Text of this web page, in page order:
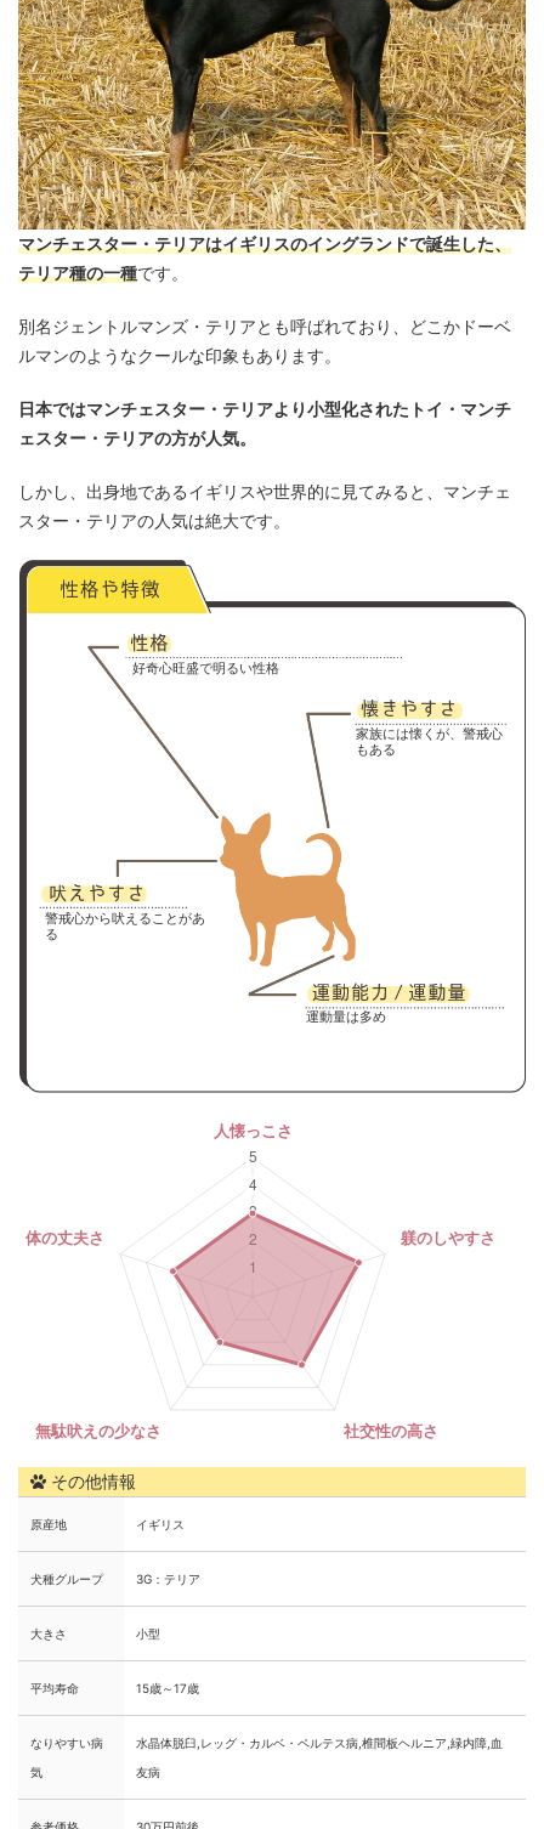
マンチェスター・テリアはイギリスのイングランドで誕生した、
テリア種の一種です。
別名ジェントルマンズ・テリアとも呼ばれており、どこかドーベ
ルマンのようなクールな印象もあります。
日本ではマンチェスター・テリアより小型化されたトイ・マンチ
ェスター・テリアの方が人気。
しかし、出身地であるイギリスや世界的に見てみると、マンチェ
スター・テリアの人気は絶大です。
好奇心旺盛で明るい性格
家族には懐くが、警戒心
もある
警戒心から吠えることがあ
る
運動量は多め
その他情報
原産地 イギリス
犬種グループ 3G：テリア
大きさ 小型
平均寿命 15歳～17歳
なりやすい病
気
水晶体脱臼,レッグ・カルベ・ペルテス病,椎間板ヘルニア,緑内障,血
友病